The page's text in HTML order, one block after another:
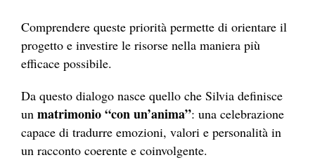
Comprendere queste priorità permette di orientare il
progetto e investire le risorse nella maniera più
efficace possibile.
Da questo dialogo nasce quello che Silvia definisce
un matrimonio “con un’anima”: una celebrazione
capace di tradurre emozioni, valori e personalità in
un racconto coerente e coinvolgente.